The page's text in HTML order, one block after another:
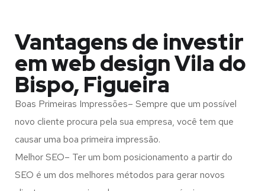
Vantagens de investir
em web design Vila do
Bispo, Figueira
Boas Primeiras Impressões– Sempre que um possível
novo cliente procura pela sua empresa, você tem que
causar uma boa primeira impressão.
Melhor SEO– Ter um bom posicionamento a partir do
SEO é um dos melhores métodos para gerar novos